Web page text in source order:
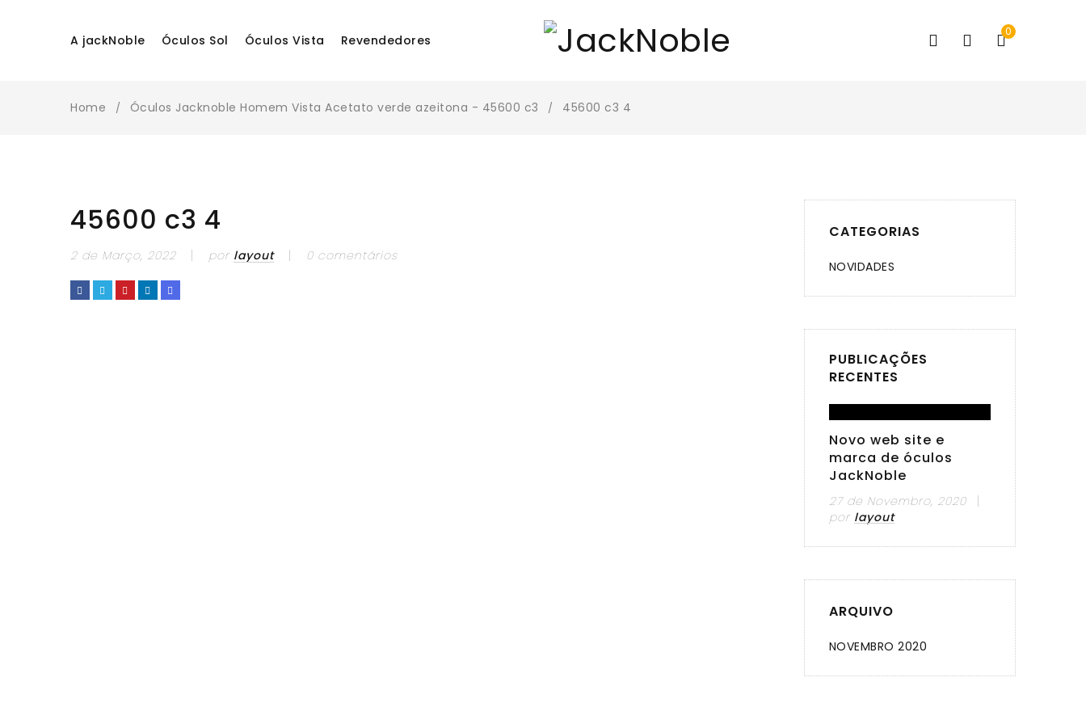
A jackNoble Óculos Sol Óculos Vista Revendedores
0
Home / Óculos Jacknoble Homem Vista Acetato verde azeitona - 45600 c3 / 45600 c3 4
45600 c3 4
2 de Março, 2022 por layout 0 comentários
CATEGORIAS
NOVIDADES
PUBLICAÇÕES
RECENTES
Novo web site e
marca de óculos
JackNoble
27 de Novembro, 2020
por layout
ARQUIVO
NOVEMBRO 2020